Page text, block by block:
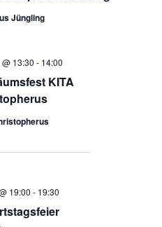
Jüngling
KITA
13:30 - 14:00
19:00 - 19:30